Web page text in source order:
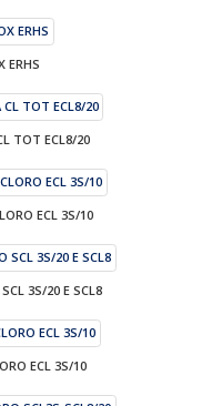
ERHS
TOT ECL8/20
ECL 3S/10
3S/20 E SCL8
ECL 3S/10